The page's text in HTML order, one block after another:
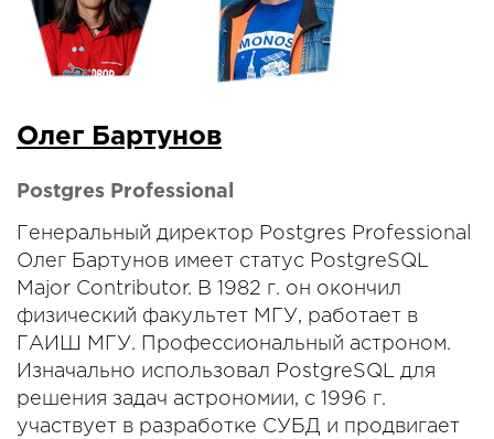
Олег Бартунов
Postgres Professional
Генеральный директор Postgres Professional
Олег Бартунов имеет статус PostgreSQL
Major Contributor. В 1982 г. он окончил
физический факультет МГУ, работает в
ГАИШ МГУ. Профессиональный астроном.
Изначально использовал PostgreSQL для
решения задач астрономии, с 1996 г.
участвует в разработке СУБД и продвигает